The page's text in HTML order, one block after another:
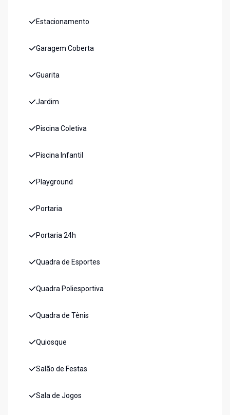
Estacionamento
Garagem Coberta
Guarita
Jardim
Piscina Coletiva
Piscina Infantil
Playground
Portaria
Portaria 24h
Quadra de Esportes
Quadra Poliesportiva
Quadra de Tênis
Quiosque
Salão de Festas
Sala de Jogos